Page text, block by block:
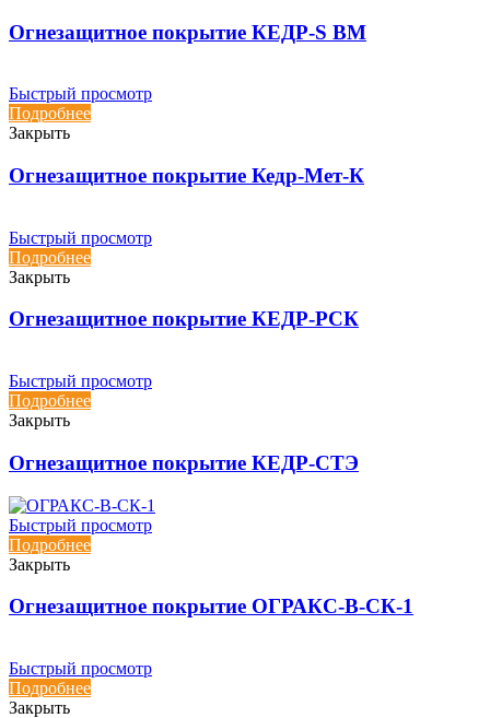
Огнезащитное покрытие КЕДР-S BM
Быстрый просмотр
Подробнее
Закрыть
Огнезащитное покрытие Кедр-Мет-К
Быстрый просмотр
Подробнее
Закрыть
Огнезащитное покрытие КЕДР-РСК
Быстрый просмотр
Подробнее
Закрыть
Огнезащитное покрытие КЕДР-СТЭ
Быстрый просмотр
Подробнее
Закрыть
Огнезащитное покрытие ОГРАКС-В-СК-1
Быстрый просмотр
Подробнее
Закрыть